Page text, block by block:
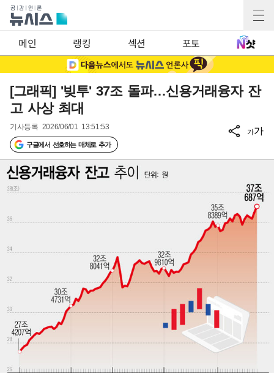
메인 랭킹 섹션 포토
[그래픽] '빚투' 37조 돌파…신용거래융자 잔
고 사상 최대
기사등록 2026/06/01 13:51:53
구글에서 선호하는 매체로 추가
가가